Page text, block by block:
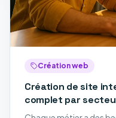
Création web
Création de site
complet par